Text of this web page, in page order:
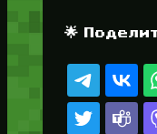
🌟